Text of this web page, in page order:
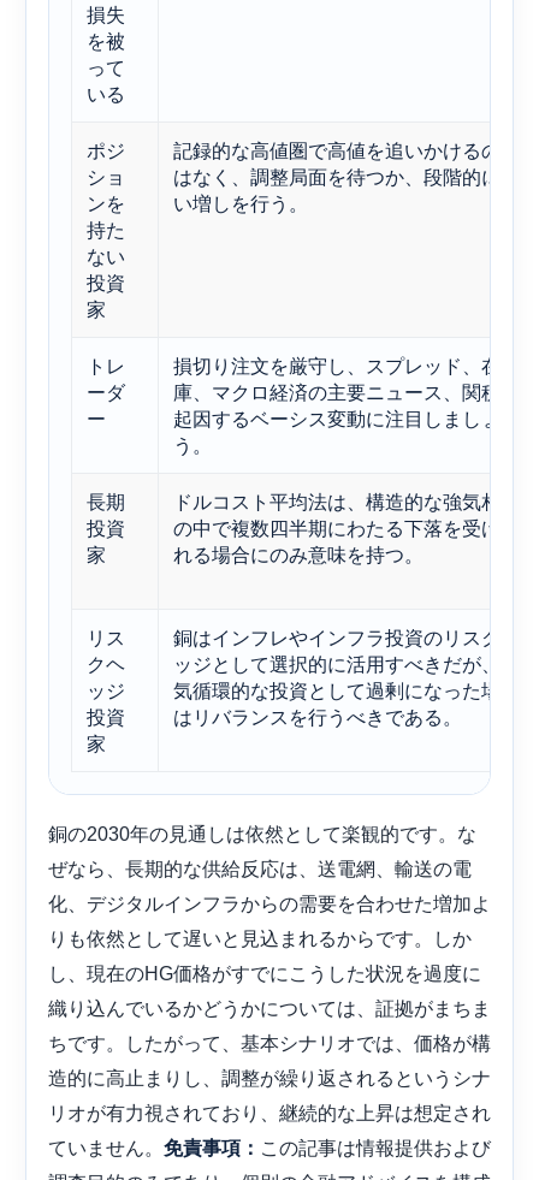
損失
を被
って
いる
ポジ
ショ
ンを
持た
ない
投資
家
記録的な高値圏で高値を追いかけるので
はなく、調整局面を待つか、段階的に買
い増しを行う。
トレ
ーダ
ー
損切り注文を厳守し、スプレッド、在
庫、マクロ経済の主要ニュース、関税に
起因するベーシス変動に注目しましょ
う。
長期
投資
家
ドルコスト平均法は、構造的な強気相場
の中で複数四半期にわたる下落を受け入
れる場合にのみ意味を持つ。
リス
クヘ
ッジ
投資
家
銅はインフレやインフラ投資のリスクヘ
ッジとして選択的に活用すべきだが、景
気循環的な投資として過剰になった場合
はリバランスを行うべきである。
銅の2030年の見通しは依然として楽観的です。な
ぜなら、長期的な供給反応は、送電網、輸送の電
化、デジタルインフラからの需要を合わせた増加よ
りも依然として遅いと見込まれるからです。しか
し、現在のHG価格がすでにこうした状況を過度に
織り込んでいるかどうかについては、証拠がまちま
ちです。したがって、基本シナリオでは、価格が構
造的に高止まりし、調整が繰り返されるというシナ
リオが有力視されており、継続的な上昇は想定され
ていません。 免責事項： この記事は情報提供および